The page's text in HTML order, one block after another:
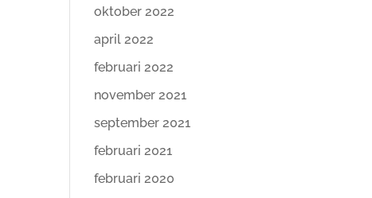
oktober 2022
april 2022
februari 2022
november 2021
september 2021
februari 2021
februari 2020